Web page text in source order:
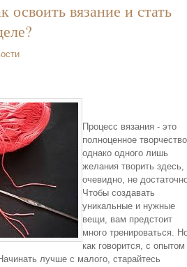
освоить вязание и стать
Процесс вязания - это
полноценное
однако одного лишь
желания творить здесь,
очевидно, не
Чтобы создавать
уникальные и нужные
вещи, вам предстоит
много тренироваться.
как говорится, с опытом
лучше с малого, старайтесь